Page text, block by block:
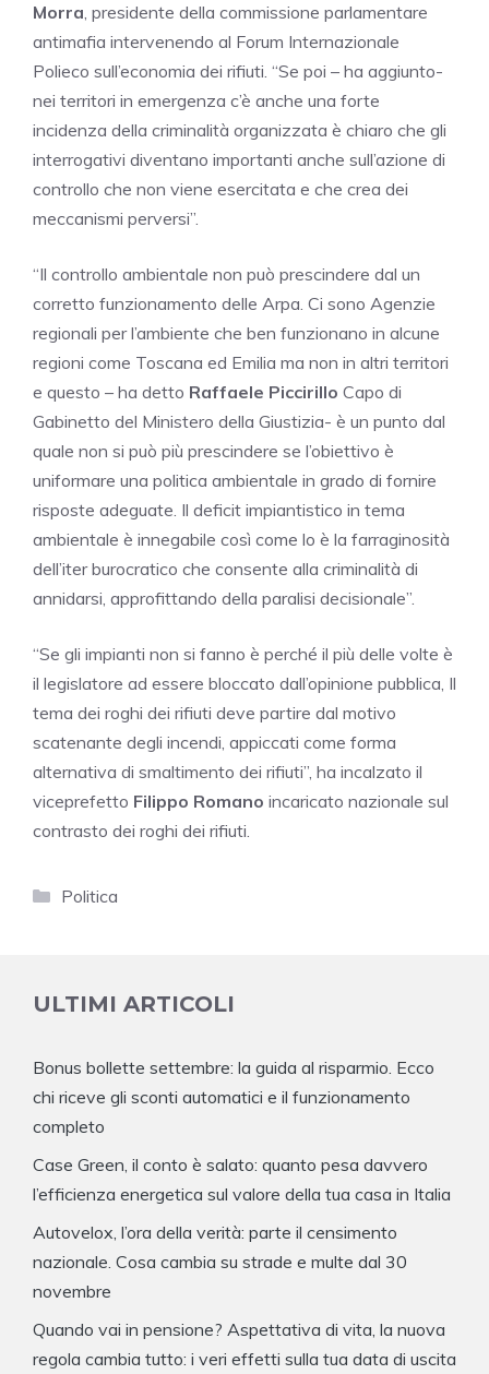
Morra, presidente della commissione parlamentare
antimafia intervenendo al Forum Internazionale
Polieco sull’economia dei rifiuti. “Se poi – ha aggiunto-
nei territori in emergenza c’è anche una forte
incidenza della criminalità organizzata è chiaro che gli
interrogativi diventano importanti anche sull’azione di
controllo che non viene esercitata e che crea dei
meccanismi perversi”.
“Il controllo ambientale non può prescindere dal un
corretto funzionamento delle Arpa. Ci sono Agenzie
regionali per l’ambiente che ben funzionano in alcune
regioni come Toscana ed Emilia ma non in altri territori
e questo – ha detto Raffaele Piccirillo Capo di
Gabinetto del Ministero della Giustizia- è un punto dal
quale non si può più prescindere se l’obiettivo è
uniformare una politica ambientale in grado di fornire
risposte adeguate. Il deficit impiantistico in tema
ambientale è innegabile così come lo è la farraginosità
dell’iter burocratico che consente alla criminalità di
annidarsi, approfittando della paralisi decisionale”.
“Se gli impianti non si fanno è perché il più delle volte è
il legislatore ad essere bloccato dall’opinione pubblica, Il
tema dei roghi dei rifiuti deve partire dal motivo
scatenante degli incendi, appiccati come forma
alternativa di smaltimento dei rifiuti”, ha incalzato il
viceprefetto Filippo Romano incaricato nazionale sul
contrasto dei roghi dei rifiuti.
Categorie
Politica
ULTIMI ARTICOLI
Bonus bollette settembre: la guida al risparmio. Ecco
chi riceve gli sconti automatici e il funzionamento
completo
Case Green, il conto è salato: quanto pesa davvero
l’efficienza energetica sul valore della tua casa in Italia
Autovelox, l’ora della verità: parte il censimento
nazionale. Cosa cambia su strade e multe dal 30
novembre
Quando vai in pensione? Aspettativa di vita, la nuova
regola cambia tutto: i veri effetti sulla tua data di uscita